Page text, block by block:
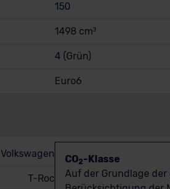
150
1498 cm³
4 (Grün)
Euro6
Volkswagen
T-Roc
CO2-Klasse
Auf der Grundlage der